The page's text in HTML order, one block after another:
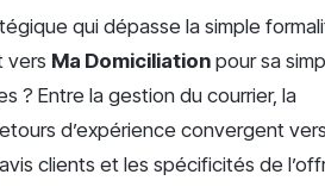
qui dépasse la simple
vers Ma Domiciliation pour sa
? Entre la gestion du courrier, la
d’expérience convergent
clients et les spécificités de